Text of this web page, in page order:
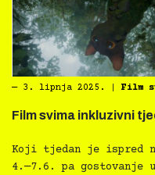
― 3. lipnja 2025. Film
Film svima inkluzivni
Koji tjedan je ispred
4.—7.6. pa gostovanje